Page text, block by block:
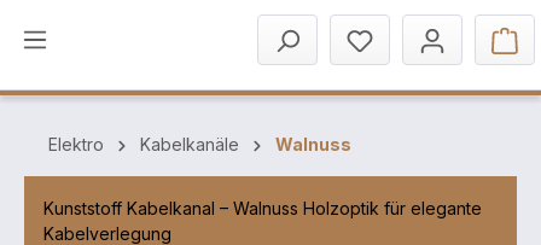
Elektro Kabelkanäle Walnuss
Kunststoff Kabelkanal – Walnuss Holzoptik für elegante
Kabelverlegung